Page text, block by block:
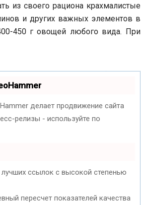
из своего рациона крахмалистые
и других важных элементов в
450 г овощей любого вида. При
делает продвижение сайта
релизы - используйте по
ссылок с высокой степенью
пересчет показателей качества